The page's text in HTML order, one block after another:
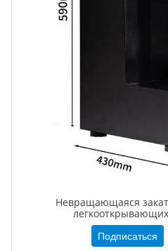
Невращающаяся
Подписаться